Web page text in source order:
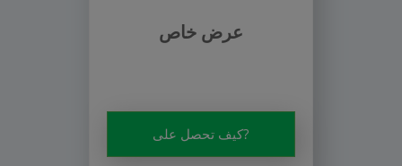
عرض خاص
كيف تحصل على?